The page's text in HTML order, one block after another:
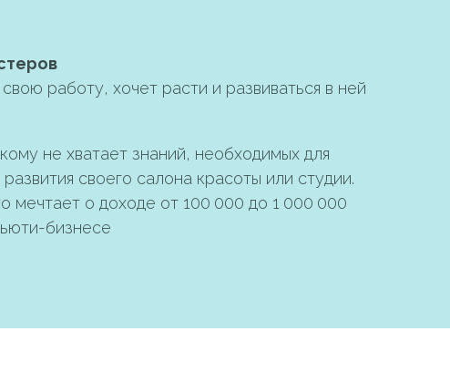
работу, хочет расти и развиваться в ней
не хватает знаний, необходимых для
развития своего салона красоты или студии.
мечтает о доходе от 100 000 до 1 000 000
бизнесе